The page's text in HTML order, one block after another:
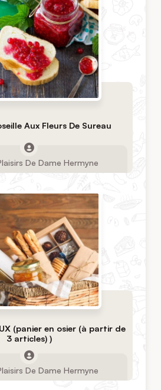
Aux Fleurs De Sureau
De Dame Hermyne
(panier en osier (à partir de
3 articles) )
De Dame Hermyne